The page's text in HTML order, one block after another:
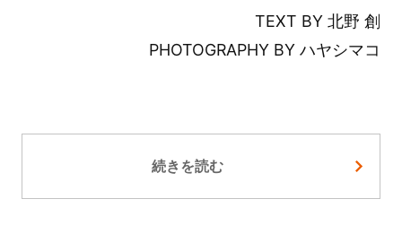
TEXT BY 北野 創
PHOTOGRAPHY BY ハヤシマコ
続きを読む